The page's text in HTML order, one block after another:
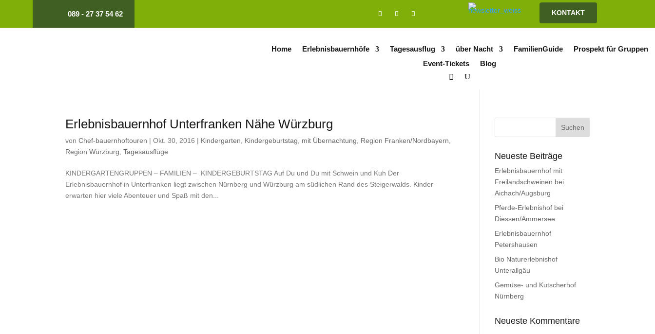
089 - 27 37 54 62 KONTAKT
Home Erlebnisbauernhöfe Tagesausflug über Nacht FamilienGuide
Prospekt für Gruppen
Event-Tickets
Blog
Erlebnisbauernhof Unterfranken Nähe Würzburg
vonChef-bauernhoftouren |Okt. 30, 2016 | Kindergarten Kindergeburtstag mit Übernachtung Region Franken/Nordbayern
Region Würzburg ,Tagesausflüge
KINDERGARTENGRUPPEN – FAMILIEN – KINDERGEBURTSTAG Auf Du und Du mit Schwein und Kuh Der
Erlebnisbauernhof in Unterfranken liegt zwischen Nürnberg und Würzburg am südlichen Rand des Steigerwalds. Kinder
erwarten hier viele Abenteuer und Spaß mit den...
Neueste Beiträge
Erlebnisbauernhof mit
Freilandschweinen bei
Aichach/Augsburg
Pferde-Erlebnishof bei
Diessen/Ammersee
Erlebnisbauernhof
Petershausen
Bio Naturerlebnishof
Unterallgäu
Gemüse- und Kutscherhof
Nürnberg
Neueste Kommentare